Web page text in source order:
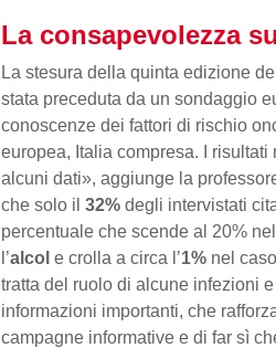
La consapevolezza
La stesura della quinta edizione
stata preceduta da un sondaggio
conoscenze dei fattori di rischio
europea, Italia compresa. I
alcuni dati», aggiunge la
che solo il 32% degli intervistati
percentuale che scende al 20%
l’alcol e crolla a circa l’1% nel
tratta del ruolo di alcune infezioni
informazioni importanti, che
campagne informative e di far sì